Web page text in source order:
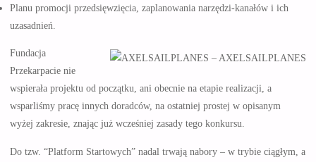
Planu promocji przedsięwzięcia, zaplanowania narzędzi-kanałów i ich
uzasadnień.
Fundacja
Przekarpacie nie
wspierała projektu od początku, ani obecnie na etapie realizacji, a
wsparliśmy pracę innych doradców, na ostatniej prostej w opisanym
wyżej zakresie, znając już wcześniej zasady tego konkursu.
Do tzw. “Platform Startowych” nadal trwają nabory – w trybie ciągłym, a